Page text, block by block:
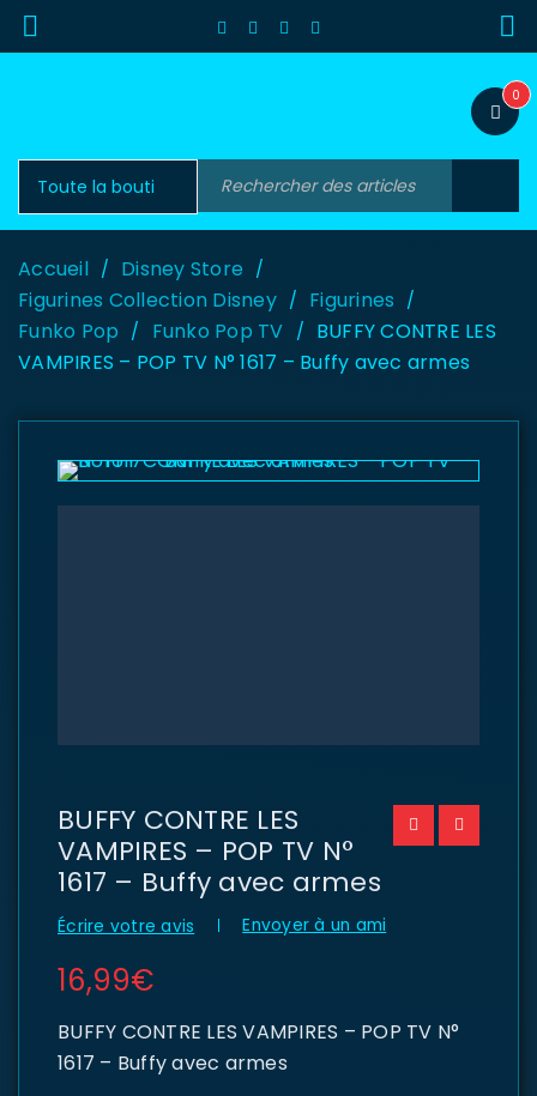
0
Accueil / Disney Store /
Figurines Collection Disney / Figurines /
Funko Pop / Funko Pop TV / BUFFY CONTRE LES
VAMPIRES – POP TV N° 1617 – Buffy avec armes
BUFFY CONTRE LES
VAMPIRES – POP TV N°
1617 – Buffy avec armes
Écrire votre avis Envoyer à un ami
16,99€
BUFFY CONTRE LES VAMPIRES – POP TV N°
1617 – Buffy avec armes